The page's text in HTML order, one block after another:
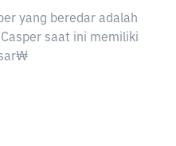
yang beredar adalah
saat ini memiliki